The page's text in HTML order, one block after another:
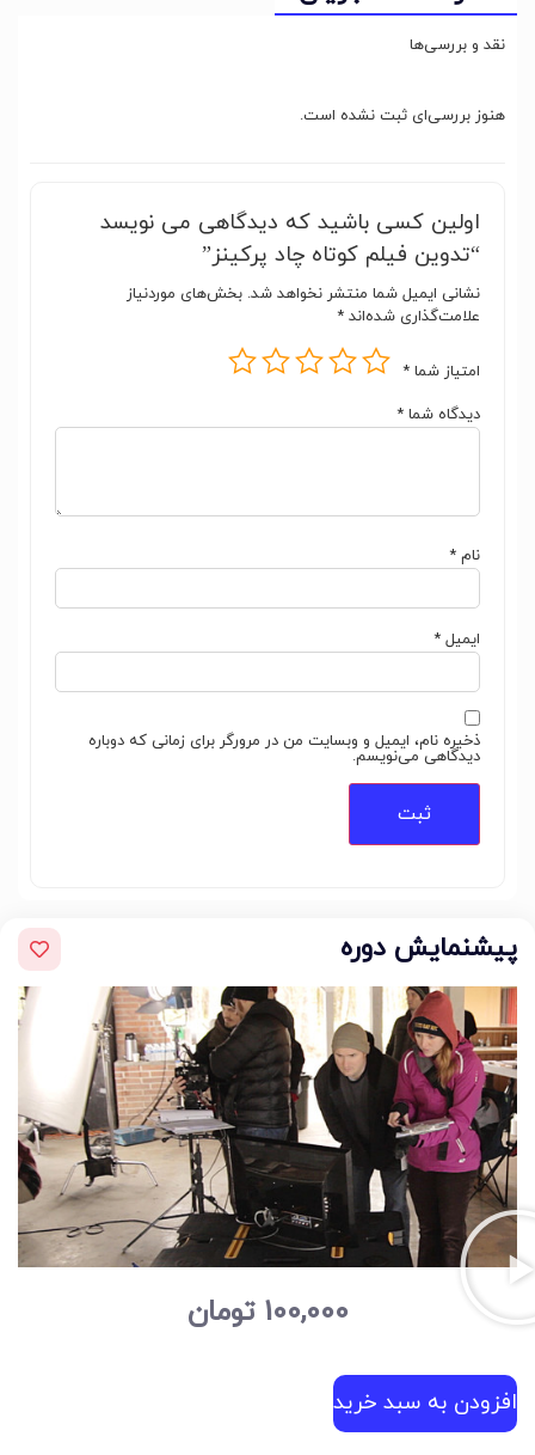
نقد و بررسی‌ها
هنوز بررسی‌ای ثبت نشده است.
اولین کسی باشید که دیدگاهی می نویسد
“تدوین فیلم کوتاه چاد پرکینز”
نشانی ایمیل شما منتشر نخواهد شد. بخش‌های موردنیاز
علامت‌گذاری شده‌اند *
امتیاز شما *
دیدگاه شما *
نام *
ایمیل *
ذخیره نام، ایمیل و وبسایت من در مرورگر برای زمانی که دوباره
دیدگاهی می‌نویسم.
پیشنمایش دوره
100,000 تومان
افزودن به سبد خرید